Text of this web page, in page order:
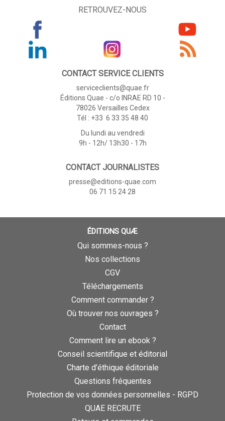
RETROUVEZ-NOUS
CONTACT SERVICE CLIENTS
serviceclients@quae.fr
Éditions Quae - c/o INRAE RD 10 -
78026 Versailles Cedex
Tél : +33 6 33 35 48 40
Du lundi au vendredi
9h - 12h/ 13h30 - 17h
CONTACT JOURNALISTES
presse@editions-quae.com
06 71 15 24 28
ÉDITIONS QUÆ
Qui sommes-nous ?
Nos collections
CGV
Téléchargements
Comment commander ?
Où trouver nos ouvrages ?
Contact
Comment lire un ebook ?
Conseil scientifique et éditorial
Charte d’éthique éditoriale
Questions fréquentes
Protection de vos données personnelles - RGPD
QUAE RECRUTE